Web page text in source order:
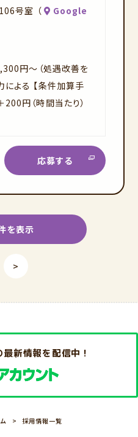
号室 （
Google
円～（処遇改善を
による 【条件加算手
円（時間当たり）
応募する
を表示
>
新情報を配信中！
採用情報一覧